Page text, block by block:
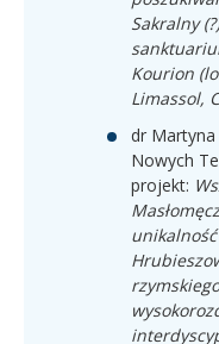
Sakralny
Kourion
Limassol,
dr
Nowych
projekt: